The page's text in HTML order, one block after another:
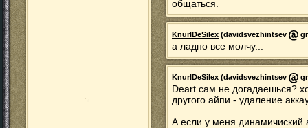
общаться.
KnurlDeSilex (davidsvezhintsev
а ладно все молчу...
KnurlDeSilex (davidsvezhintsev
Deart сам не догадаешься?
другого айпи - удаление
А если у меня динамичиский